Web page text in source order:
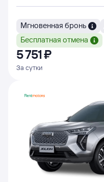
Мгновенная бронь
Бесплатная отмена
5 ⁠751 ⁠₽
За сутки